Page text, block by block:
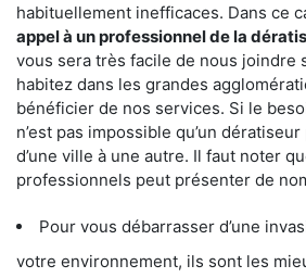
habituellement inefficaces. Dans ce
appel à un professionnel de la
vous sera très facile de nous joindre
habitez dans les grandes
bénéficier de nos services. Si le
n’est pas impossible qu’un
d’une ville à une autre. Il faut noter
professionnels peut présenter de
Pour vous débarrasser d’une
votre environnement, ils sont les